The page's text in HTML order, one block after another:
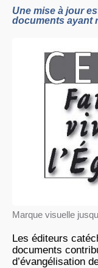
Une mise à jour
documents ayant
Marque visuelle
Les éditeurs
documents
d’évangélisation